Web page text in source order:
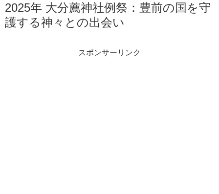
2025年 大分薦神社例祭：豊前の国を守
護する神々との出会い
スポンサーリンク